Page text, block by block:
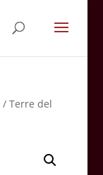
/ Terre del